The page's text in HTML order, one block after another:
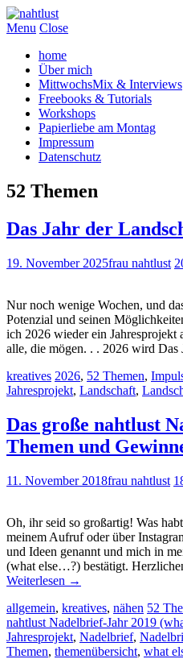
Menu Close
home
Über mich
MittwochsMix & Interviews
Freebooks & Tutorials
Workshops
Papierliebe am Montag
Impressum
Datenschutz
52 Themen
Das Jahr der
19. November 2025frau nahtlust
Nur noch wenige Wochen, und
Potenzial und seinen
ich 2026 wieder ein
alle, die mögen. . . 2026 wird
kreatives 2026, 52 Themen,
Jahresprojekt, Landschaft,
Das große nahtlust
Themen und
11. November 2018frau nahtlust
Oh, ihr seid so großartig! Was
meinem Aufruf oder über
und Ideen genannt und mich in
(what else…?) bestätigt.
Weiterlesen →
allgemein, kreatives, nähen 52
nahtlust Nadelbrief-Jahr 2019
Jahresprojekt, Nadelbrief,
Themen, themenübersicht, what